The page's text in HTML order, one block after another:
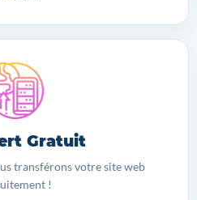
Gratuit
transférons votre site web
!